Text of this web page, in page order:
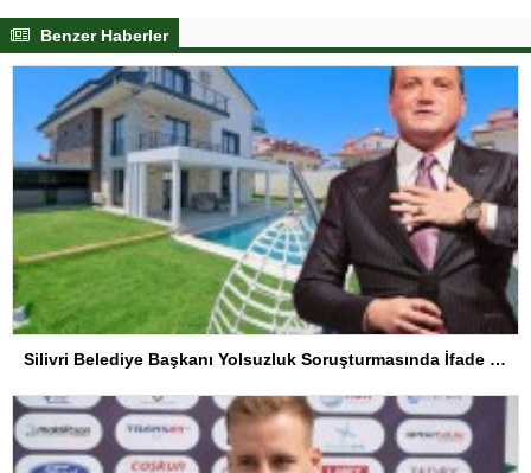
Benzer Haberler
Silivri Belediye Başkanı Yolsuzluk Soruşturmasında İfade Verdi